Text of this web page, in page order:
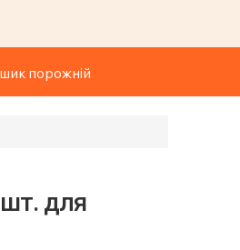
порожній
шт. для